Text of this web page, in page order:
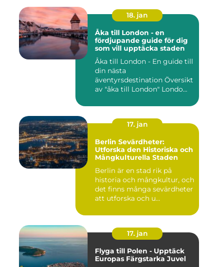
18. jan
Åka till London - en
fördjupande guide för dig
som vill upptäcka staden
Åka till London - En guide till
din nästa
äventyrsdestination Översikt
av "åka till London" Londo...
17. jan
Berlin Sevärdheter:
Utforska den Historiska och
Mångkulturella Staden
Berlin är en stad rik på
historia och mångkultur, och
det finns många sevärdheter
att utforska och u...
17. jan
Flyga till Polen - Upptäck
Europas Färgstarka Juvel